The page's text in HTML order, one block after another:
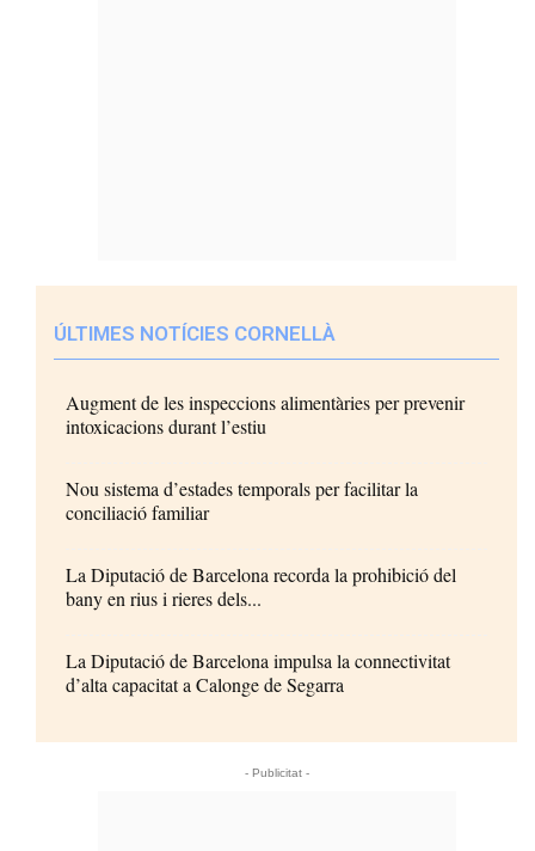
ÚLTIMES NOTÍCIES CORNELLÀ
Augment de les inspeccions alimentàries per prevenir
intoxicacions durant l’estiu
Nou sistema d’estades temporals per facilitar la
conciliació familiar
La Diputació de Barcelona recorda la prohibició del
bany en rius i rieres dels...
La Diputació de Barcelona impulsa la connectivitat
d’alta capacitat a Calonge de Segarra
- Publicitat -